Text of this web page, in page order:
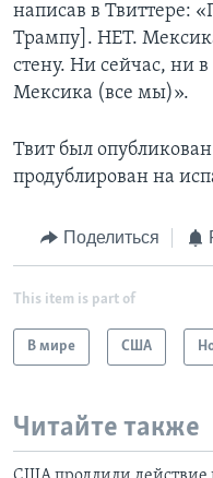
написав в Твиттере:
Трампу]. НЕТ.
стену. Ни сейчас, ни
Мексика (все мы)».
Твит был
продублирован на
Поделиться
This item is part of
В мире США
Читайте также